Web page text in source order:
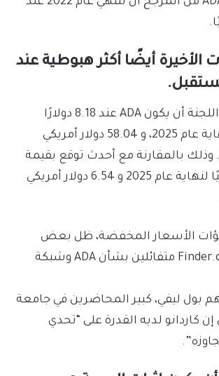
الأخيرة أيضًا أكثر هبوطية عند
في يناير، توقعت اللجنة أن يكون ADA عند 8.18 دولارًا
أمريكيًا بحلول نهاية عام 2025، و 58.04 دولار أمريكي
بنهاية عام 2030. وذلك بالمقارنة مع أحدث توقع بقيمة
2.93 دولارًا أمريكيًا لنهاية عام 2025 و 6.54 دولار أمريكي
الأسعار المخفضة، ظل بعض
أعضاء لجنة Finder.com متفائلين بشأن ADA وشبكة
بول ليفي، كبير المحاضرين في جامعة
إن كاردانو لديه القدرة على “تحدي